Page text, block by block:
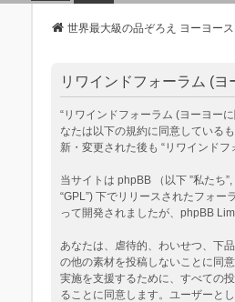
世界最大級の品ぞろえ ヨーヨース
リワインドフォーラム (
“リワインドフォーラム (ヨーヨー
なたは以下の規約に同意している
新・変更された後も “リワインド
当サイトは phpBB （以下 ”私たち
“GPL”) 下でリリースされたフォー
って開発されましたが、phpBB
あなたは、虐待的、わいせつ、下
の他の素材を投稿しないことに同
実施を支援するために、すべての
ることに同意します。ユーザーと